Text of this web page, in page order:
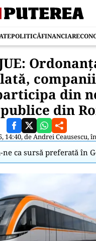
POLITICĂFINANCIAR
din
din
14:40, deAndrei Ceausescu, în
ne ca sursă preferată în